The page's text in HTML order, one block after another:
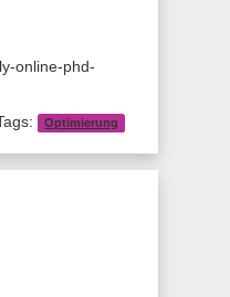
online-phd-
Optimierung